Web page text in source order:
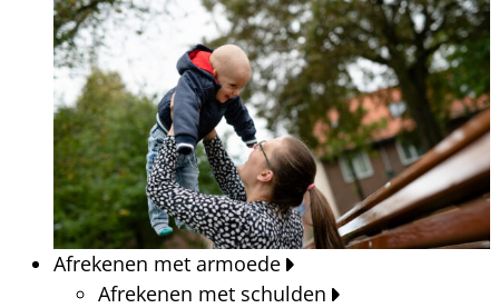
Afrekenen met armoede
Afrekenen met schulden